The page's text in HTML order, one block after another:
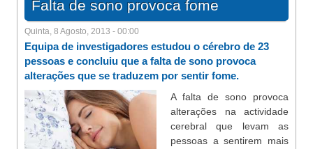
Falta de sono provoca fome
Quinta, 8 Agosto, 2013 - 00:00
Equipa de investigadores estudou o cérebro de 23
pessoas e concluiu que a falta de sono provoca
alterações que se traduzem por sentir fome.
A falta de sono provoca
alterações na actividade
cerebral que levam as
pessoas a sentirem mais